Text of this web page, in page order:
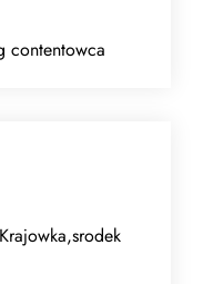
contentowca